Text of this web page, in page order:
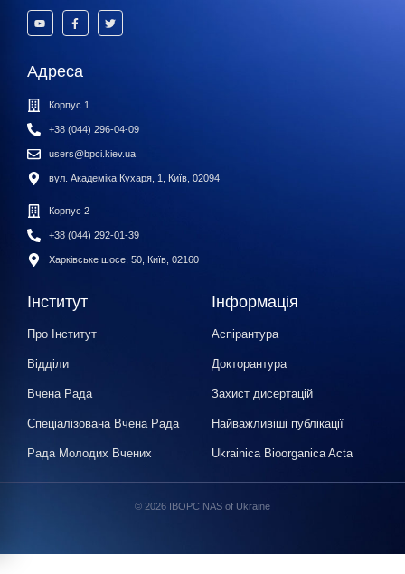
Адреса
Корпус 1
+38 (044) 296-04-09
users@bpci.kiev.ua
вул. Академіка Кухаря, 1, Київ, 02094
Корпус 2
+38 (044) 292-01-39
Харківське шосе, 50, Київ, 02160
Інститут
Про Інститут
Відділи
Вчена Рада
Спеціалізована Вчена Рада
Рада Молодих Вчених
Інформація
Аспірантура
Докторантура
Захист дисертацій
Найважливіші публікації
Ukrainica Bioorganica Acta
© 2026 IBOPC NAS of Ukraine